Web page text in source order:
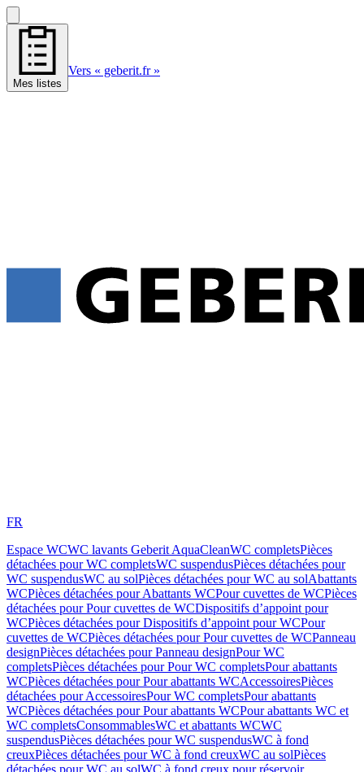
Mes listes
Vers « geberit.fr »
FR
Espace WCWC lavants Geberit AquaCleanWC completsPièces
détachées pour WC completsWC suspendusPièces détachées pour
WC suspendusWC au solPièces détachées pour WC au solAbattants
WCPièces détachées pour Abattants WCPour cuvettes de WCPièces
détachées pour Pour cuvettes de WCDispositifs d’appoint pour
WCPièces détachées pour Dispositifs d’appoint pour WCPour
cuvettes de WCPièces détachées pour Pour cuvettes de WCPanneau
designPièces détachées pour Panneau designPour WC
completsPièces détachées pour Pour WC completsPour abattants
WCPièces détachées pour Pour abattants WCAccessoiresPièces
détachées pour AccessoiresPour WC completsPour abattants
WCPièces détachées pour Pour abattants WCPour abattants WC et
WC completsConsommablesWC et abattants WCWC
suspendusPièces détachées pour WC suspendusWC à fond
creuxPièces détachées pour WC à fond creuxWC au solPièces
détachées pour WC au solWC à fond creux pour réservoir